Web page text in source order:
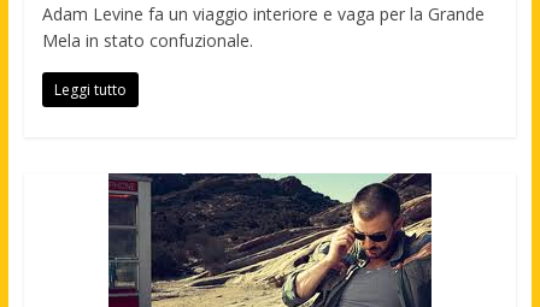
Adam Levine fa un viaggio interiore e vaga per la Grande
Mela in stato confuzionale.
Leggi tutto